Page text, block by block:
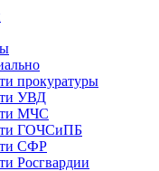
прокуратуры
УВД
МЧС
ГОЧСиПБ
СФР
Росгвардии